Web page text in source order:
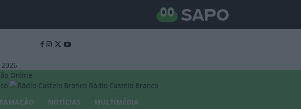
Online
Rádio Castelo Branco
NOTÍCIAS MULTIMÉDIA